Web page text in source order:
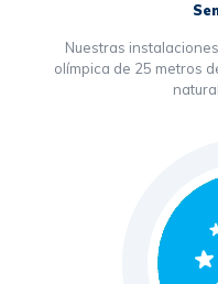
Nuestras
olímpica de 25 metros